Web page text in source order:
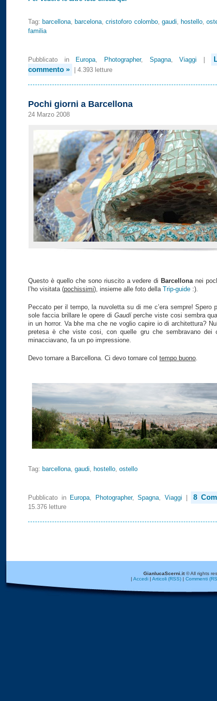
Tag: barcellona barcelona ,cristoforo colombo, gaudi hostello,
familia
Pubblicato in Europa Photographer, Spagna,Viaggi
commento »
| 4.393 letture
Pochi giorni a Barcellona
24 Marzo 2008
Questo è quello che sono riuscito a vedere di Barcellonanei
l’ho visitata (pochissimi), insieme alle foto della Trip-guide :).
Peccato per il tempo, la nuvoletta su di me c’era sempre! Spero
sole faccia brillare le opere di Gaudíperche viste cosi sembra
in un horror. Va bhe ma che ne voglio capire io di architettura?
pretesa è che viste cosi, con quelle gru che sembravano dei
minacciavano, fa un po impressione.
Devo tornare a Barcellona. Ci devo tornare col tempo buono.
Tag: barcellona, gaudi, hostello, ostello
Pubblicato in Europa, Photographer,Spagna,Viaggi 8
15.376 letture
GianlucaScerni.it© All rights
| Accedi| Articoli (RSS)| Commenti